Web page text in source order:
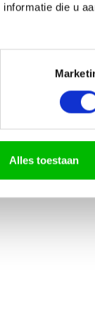
die u
Alles toestaan